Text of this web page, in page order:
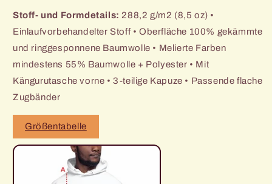
Stoff- und Formdetails: 288,2 g/m2 (8,5 oz) •
Einlaufvorbehandelter Stoff • Oberfläche 100% gekämmte
und ringgesponnene Baumwolle • Melierte Farben
mindestens 55% Baumwolle + Polyester • Mit
Kängurutasche vorne • 3-teilige Kapuze • Passende flache
Zugbänder
Größentabelle